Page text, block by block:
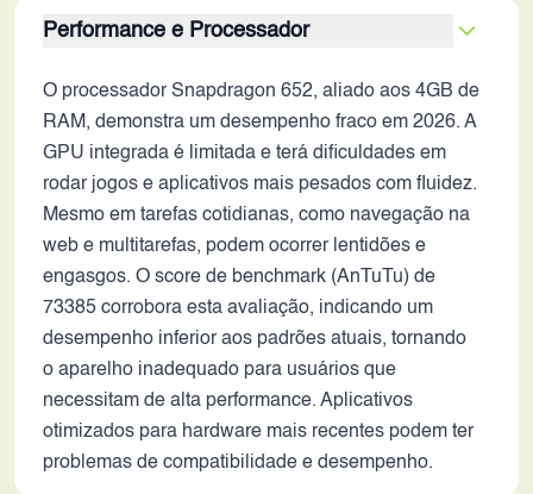
Performance e Processador
O processador Snapdragon 652, aliado aos 4GB de
RAM, demonstra um desempenho fraco em 2026. A
GPU integrada é limitada e terá dificuldades em
rodar jogos e aplicativos mais pesados com fluidez.
Mesmo em tarefas cotidianas, como navegação na
web e multitarefas, podem ocorrer lentidões e
engasgos. O score de benchmark (AnTuTu) de
73385 corrobora esta avaliação, indicando um
desempenho inferior aos padrões atuais, tornando
o aparelho inadequado para usuários que
necessitam de alta performance. Aplicativos
otimizados para hardware mais recentes podem ter
problemas de compatibilidade e desempenho.